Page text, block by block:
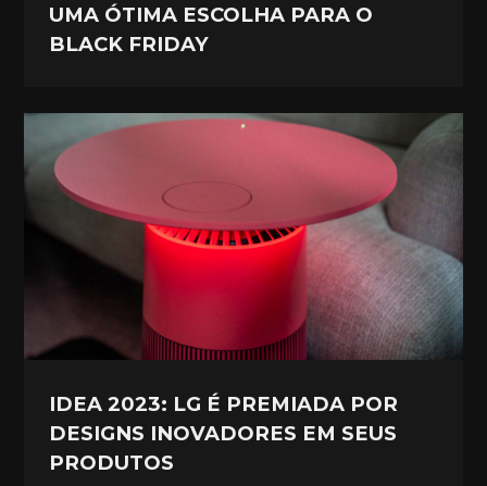
UMA ÓTIMA ESCOLHA PARA O
BLACK FRIDAY
IDEA 2023: LG É PREMIADA POR
DESIGNS INOVADORES EM SEUS
PRODUTOS